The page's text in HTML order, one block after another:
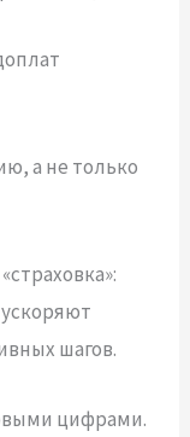
а не только
шагов.
цифрами.